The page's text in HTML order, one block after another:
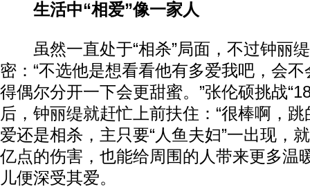
生活中“相爱”像一家人
虽然一直处于“相杀”局面，不过钟丽
密：“不选他是想看看他有多爱我吧，会
得偶尔分开一下会更甜蜜。”张伦硕挑战
后，钟丽缇就赶忙上前扶住：“很棒啊，
爱还是相杀，主只要“人鱼夫妇”一出现，
亿点的伤害，也能给周围的人带来更多温
儿便深受其爱。